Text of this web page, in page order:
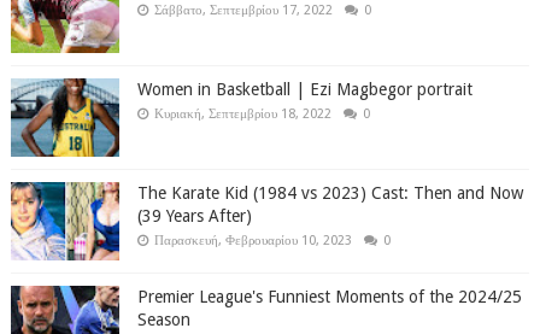
Σάββατο, Σεπτεμβρίου 17, 2022 0
Women in Basketball | Ezi Magbegor portrait
Κυριακή, Σεπτεμβρίου 18, 2022 0
The Karate Kid (1984 vs 2023) Cast: Then and Now
(39 Years After)
Παρασκευή, Φεβρουαρίου 10, 2023 0
Premier League's Funniest Moments of the 2024/25
Season